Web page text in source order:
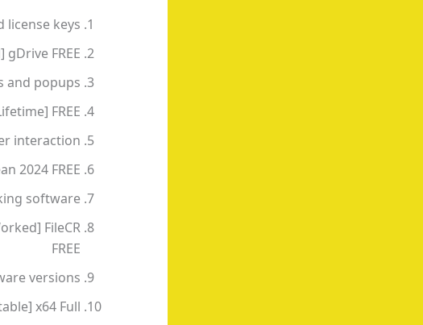
keys
FREE
and popups
FREE
interaction
2024 FREE
software
FileCR
FREE
versions
x64 Full